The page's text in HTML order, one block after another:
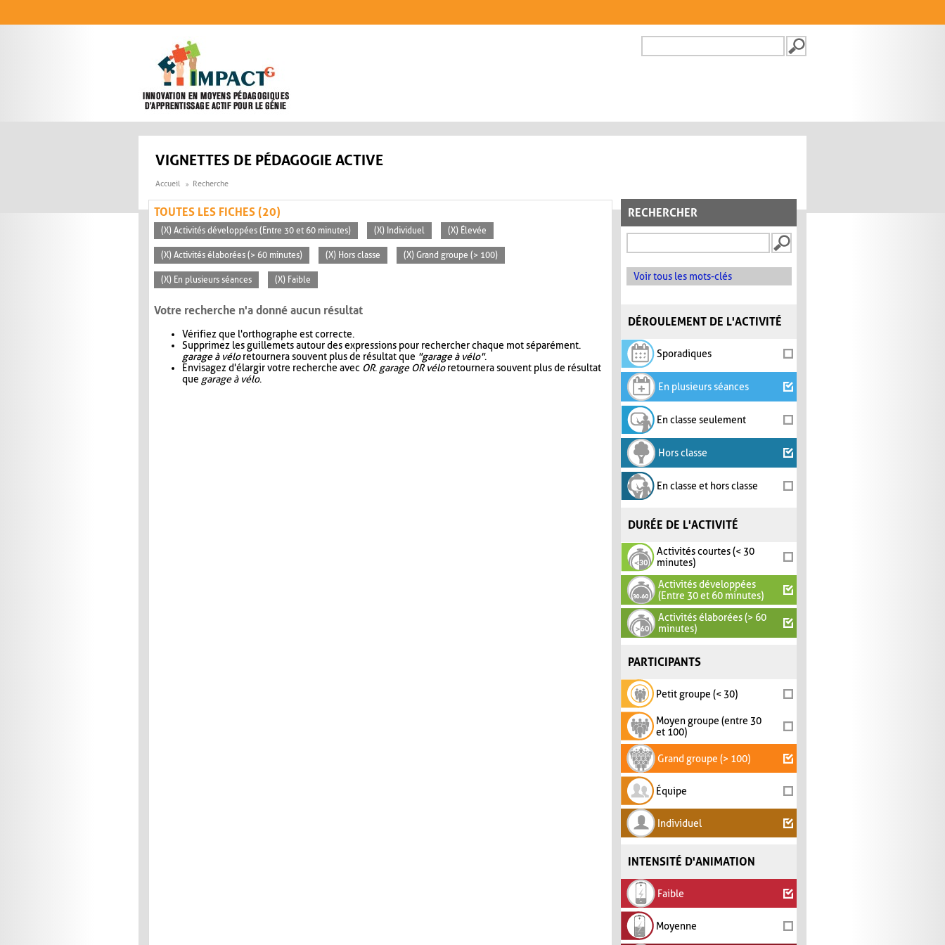
FORMULAIRE DE
VIGNETTES DE PÉDAGOGIE ACTIVE
Accueil Recherche
RECHERCHER
Voir tous les mots-clés
DÉROULEMENT DE L'ACTIVITÉ
Sporadiques
En plusieurs séances
En classe seulement
Hors classe
En classe et hors classe
DURÉE DE L'ACTIVITÉ
Activités courtes (< 30
minutes)
Activités développées
(Entre 30 et 60 minutes)
Activités élaborées (> 60
minutes)
PARTICIPANTS
Petit groupe (< 30)
Moyen groupe (entre 30
et 100)
Grand groupe (> 100)
Équipe
Individuel
INTENSITÉ D'ANIMATION
Faible
Moyenne
TOUTES LES FICHES (20)
(X) Activités développées (Entre 30 et 60 minutes) (X) Individuel (X) Élevée
(X) Activités élaborées (> 60 minutes) (X) Hors classe (X) Grand groupe (> 100)
(X) En plusieurs séances (X) Faible
Votre recherche n'a donné aucun résultat
Vérifiez que l'orthographe est correcte.
Supprimez les guillemets autour des expressions pour rechercher chaque mot séparément.
garage à véloretournera souvent plus de résultat que "garage à vélo".
Envisagez d'élargir votre recherche avec OR. garage OR véloretournera souvent plus de résultat
que garage à vélo.